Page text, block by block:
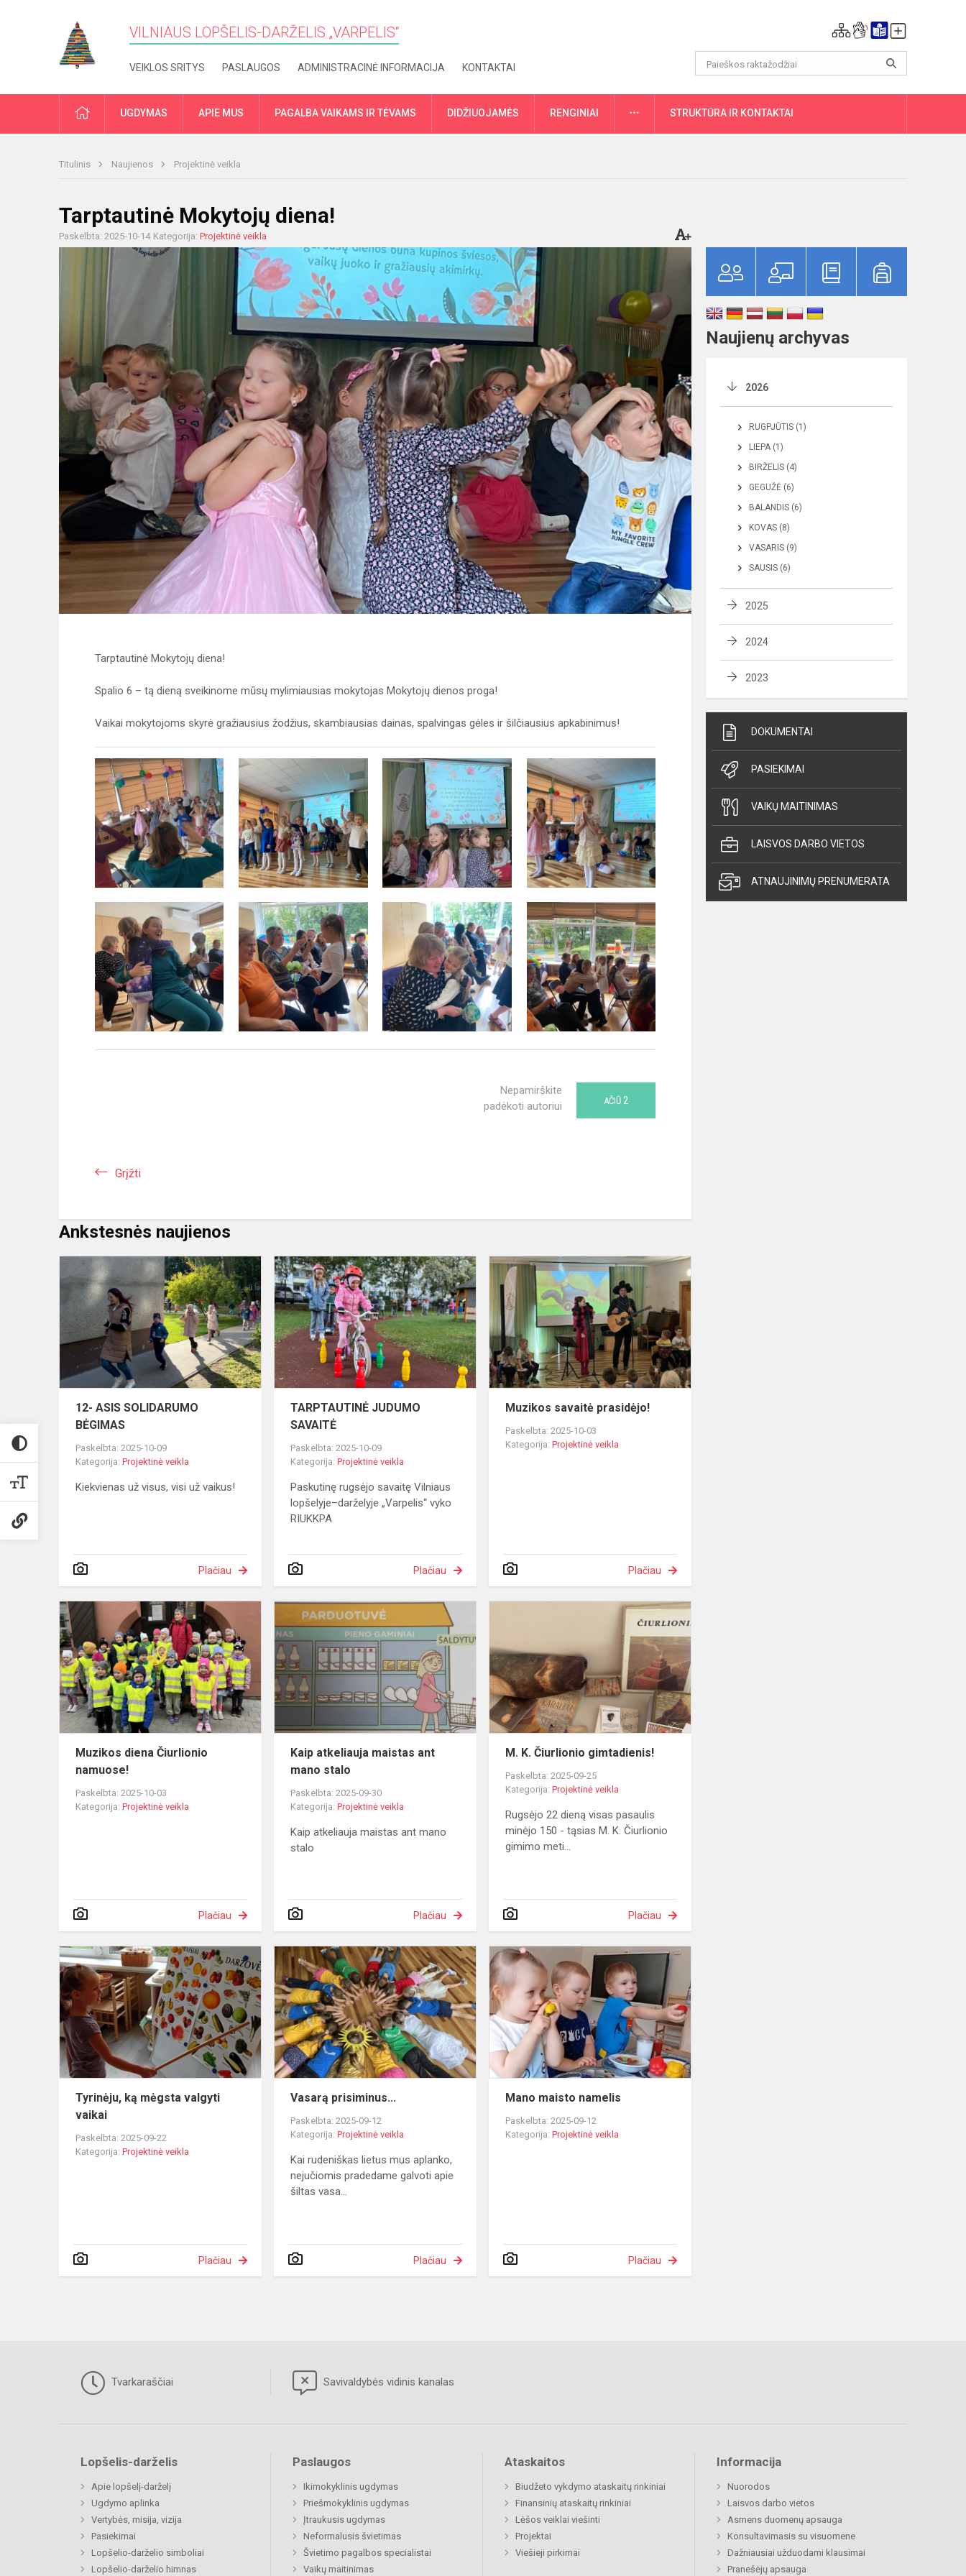
VILNIAUS LOPŠELIS-DARŽELIS „VARPELIS“
VEIKLOS SRITYS PASLAUGOS ADMINISTRACINĖ INFORMACIJA KONTAKTAI
PRADŽIAUGDYMAS APIE MUS PAGALBA VAIKAMS IR TĖVAMS DIDŽIUOJAMĖS RENGINIAI DAUGIAUSTRUKTŪRA IR KONTAKTAI
Titulinis Naujienos Projektinė veikla
Tarptautinė Mokytojų diena!
Paskelbta: 2025-10-14 Kategorija: Projektinė veikla
Tarptautinė Mokytojų diena!
Spalio 6 – tą dieną sveikinome mūsų mylimiausias mokytojas Mokytojų dienos proga!
Vaikai mokytojoms skyrė gražiausius žodžius, skambiausias dainas, spalvingas gėles ir šilčiausius apkabinimus!
Nepamirškite
padėkoti autoriui
AČIŪ 2
Grįžti
Ankstesnės naujienos
12-
ASIS
SOLIDARUMO
BĖGIMAS
12- ASIS SOLIDARUMO
BĖGIMAS
Paskelbta: 2025-10-09
Kategorija: Projektinė veikla
Kiekvienas už visus, visi už vaikus!
Plačiau
TARPTAUTINĖ
JUDUMO
SAVAITĖ
TARPTAUTINĖ JUDUMO
SAVAITĖ
Paskelbta: 2025-10-09
Kategorija:Projektinė veikla
Paskutinę rugsėjo savaitę Vilniaus
lopšelyje–darželyje „Varpelis“ vyko
RIUKKPA
Plačiau
Muzikos
savaitė
Muzikos savaitė prasidėjo!
Paskelbta: 2025-10-03
Kategorija:Projektinė veikla
Plačiau
Muzikos
diena
Čiurlionio
namuose!
Muzikos diena Čiurlionio
namuose!
Paskelbta: 2025-10-03
Kategorija: Projektinė veikla
Plačiau
maistas
mano
stalo
Kaip atkeliauja maistas ant
mano stalo
Paskelbta: 2025-09-30
Kategorija:Projektinė veikla
Kaip atkeliauja maistas ant mano
stalo
Plačiau
M.
K.
Čiurlionio
gimtadienis!
M. K. Čiurlionio gimtadienis!
Paskelbta: 2025-09-25
Kategorija:Projektinė veikla
Rugsėjo 22 dieną visas pasaulis
minėjo 150 - tąsias M. K. Čiurlionio
gimimo meti...
Plačiau
Tyrinėju,
ką
mėgsta
valgyti
vaikai
Tyrinėju, ką mėgsta valgyti
vaikai
Paskelbta: 2025-09-22
Kategorija: Projektinė veikla
Plačiau
Vasarą
prisiminus...
Vasarą prisiminus...
Paskelbta: 2025-09-12
Kategorija:Projektinė veikla
Kai rudeniškas lietus mus aplanko,
nejučiomis pradedame galvoti apie
šiltas vasa...
Plačiau
namelis
Mano maisto namelis
Paskelbta: 2025-09-12
Kategorija:Projektinė veikla
Plačiau
Naujienų archyvas
2026
RUGPJŪTIS (1)
LIEPA (1)
BIRŽELIS (4)
GEGUŽĖ (6)
BALANDIS (6)
KOVAS (8)
VASARIS (9)
SAUSIS (6)
2025
2024
2023
DOKUMENTAI
PASIEKIMAI
VAIKŲ MAITINIMAS
LAISVOS DARBO VIETOS
ATNAUJINIMŲ PRENUMERATA
Tvarkaraščiai Savivaldybės vidinis kanalas
Lopšelis-darželis
Apie lopšelį-darželį
Ugdymo aplinka
Vertybės, misija, vizija
Pasiekimai
Lopšelio-darželio simboliai
Lopšelio-darželio himnas
Paslaugos
Ikimokyklinis ugdymas
Priešmokyklinis ugdymas
Įtraukusis ugdymas
Neformalusis švietimas
Švietimo pagalbos specialistai
Vaikų maitinimas
Ataskaitos
Biudžeto vykdymo ataskaitų rinkiniai
Finansinių ataskaitų rinkiniai
Lėšos veiklai viešinti
Projektai
Viešieji pirkimai
Informacija
Nuorodos
Laisvos darbo vietos
Asmens duomenų apsauga
Konsultavimasis su visuomene
Dažniausiai užduodami klausimai
Pranešėjų apsauga